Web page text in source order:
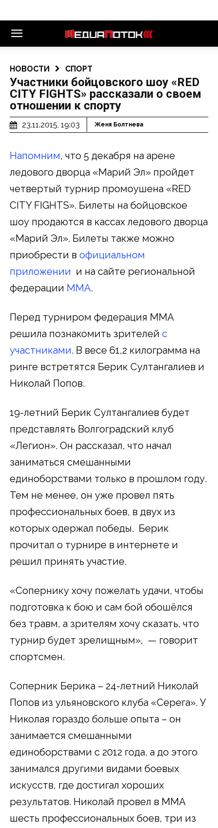
НОВОСТИ СПОРТ
Участники бойцовского шоу «RED
CITY FIGHTS» рассказали о своем
отношении к спорту
23.11.2015, 19:03 Женя Болтнева
Напомним, что 5 декабря на арене
ледового дворца «Марий Эл» пройдет
четвертый турнир промоушена «RED
CITY FIGHTS». Билеты на бойцовское
шоу продаются в кассах ледового дворца
«Марий Эл». Билеты также можно
приобрести в официальном
приложении и на сайте региональной
федерации MMA.
Перед турниром федерация ММА
решила познакомить зрителей с
участниками. В весе 61,2 килограмма на
ринге встретятся Берик Султангалиев и
Николай Попов.
19-летний Берик Султангалиев будет
представлять Волгоградский клуб
«Легион». Он рассказал, что начал
заниматься смешанными
единоборствами только в прошлом году.
Тем не менее, он уже провел пять
профессиональных боев, в двух из
которых одержал победы. Берик
прочитал о турнире в интернете и
решил принять участие.
«Сопернику хочу пожелать удачи, чтобы
подготовка к бою и сам бой обошёлся
без травм, а зрителям хочу сказать, что
турнир будет зрелищным», — говорит
спортсмен.
Соперник Берика – 24-летний Николай
Попов из ульяновского клуба «Серега». У
Николая гораздо больше опыта – он
занимается смешанными
единоборствами с 2012 года, а до этого
занимался другими видами боевых
искусств, где достигал хороших
результатов. Николай провел в ММА
шесть профессиональных боев, три из